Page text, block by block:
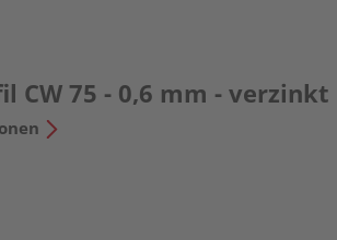
CW 75 - 0,6 mm - verzinkt